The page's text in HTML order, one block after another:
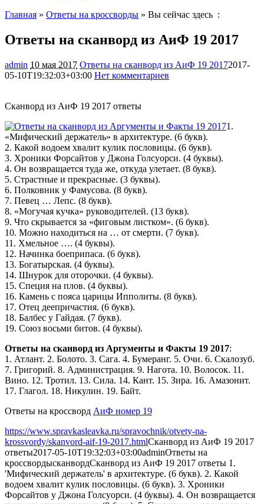
Главная » Ответы на кроссворды » Вы сейчас здесь :
Ответы на сканворд из АиФ 19 2017
admin 10 мая 2017 Ответы на сканворд из АиФ 19 20172017-
05-10T19:32:03+03:00 Нет комментариев
Сканворд из АиФ 19 2017 ответы
1.
«Мифический держатель» в архитектуре. (6 букв).
2. Какой водоем хвалит кулик пословицы. (6 букв).
3. Хроники Форсайтов у Джона Голсуорси. (4 буквы).
4. Он возвращается туда же, откуда улетает. (8 букв).
5. Страстные и прекрасные. (3 буквы).
6. Полковник у Фамусова. (8 букв).
7. Певец … Лепс. (8 букв).
8. «Могучая кучка» руководителей. (13 букв).
9. Что скрывается за «фиговым листком». (6 букв).
10. Можно находиться на … от смерти. (7 букв).
11. Хмельное …. (4 буквы).
12. Начинка боеприпаса. (6 букв).
13. Богатырская. (4 буквы).
14. Шнурок для оторочки. (4 буквы).
15. Специя на плов. (4 буквы).
16. Камень с пояса царицы Ипполиты. (8 букв).
17. Отец деепричастия. (6 букв).
18. Балбес у Гайдая. (7 букв).
19. Союз восьми битов. (4 буквы).
Ответы на сканворд из Аргументы и Факты 19 2017:
1. Атлант. 2. Болото. 3. Сага. 4. Бумеранг. 5. Очи. 6. Скалозуб.
7. Григорий. 8. Администрация. 9. Нагота. 10. Волосок. 11.
Вино. 12. Тротил. 13. Сила. 14. Кант. 15. Зира. 16. Амазонит.
17. Глагол. 18. Никулин. 19. Байт.
Ответы на кроссворд АиФ номер 19
https://www.spravkasleavka.ru/spravochnik/otvety-na-
krossvordy/skanvord-aif-19-2017.htmlСканворд из АиФ 19 2017
ответы2017-05-10T19:32:03+03:00adminОтветы на
кроссвордысканвордСканворд из АиФ 19 2017 ответы 1.
'Мифический держатель' в архитектуре. (6 букв). 2. Какой
водоем хвалит кулик пословицы. (6 букв). 3. Хроники
Форсайтов у Джона Голсуорси. (4 буквы). 4. Он возвращается